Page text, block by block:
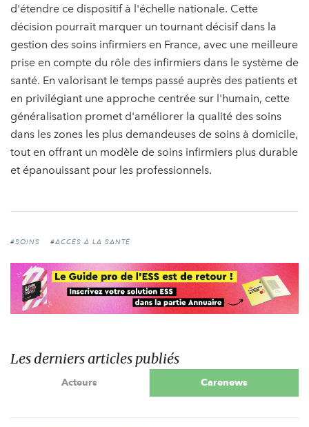
d'étendre ce dispositif à l'échelle nationale. Cette
décision pourrait marquer un tournant décisif dans la
gestion des soins infirmiers en France, avec une meilleure
prise en compte du rôle des infirmiers dans le système de
santé. En valorisant le temps passé auprès des patients et
en privilégiant une approche centrée sur l'humain, cette
généralisation promet d'améliorer la qualité des soins
dans les zones les plus demandeuses de soins à domicile,
tout en offrant un modèle de soins infirmiers plus durable
et épanouissant pour les professionnels.
#SOINS #ACCÈS À LA SANTÉ
Les derniers articles publiés
Acteurs Carenews